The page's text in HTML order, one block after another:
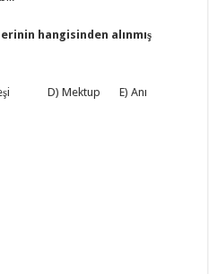
hangisinden alınmış
D) Mektup E) Anı